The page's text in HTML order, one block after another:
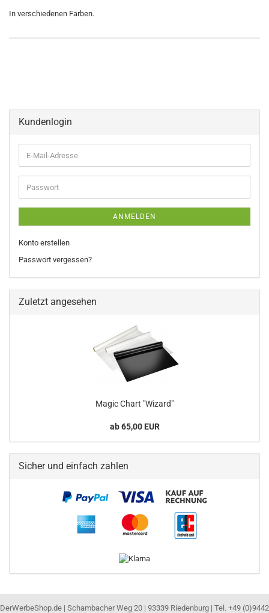
In verschiedenen Farben.
Kundenlogin
E-
Mail-
Adresse
Passwort
ANMELDEN
Konto erstellen
Passwort vergessen?
Zuletzt angesehen
Magic Chart "Wizard"
ab 65,00 EUR
Sicher und einfach zahlen
DerWerbeShop.de | Schambacher Weg 20 | 93339 Riedenburg | Tel. +49 (0)9442